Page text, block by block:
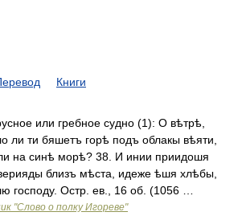
Книги
или гребное судно (1): О вѣтрѣ,
ли ти бяшетъ горѣ подъ облакы вѣяти,
на синѣ морѣ? 38. И инии приидошя
близъ мѣста, идеже ѣшя хлѣбы,
господу. Остр. ев., 16 об. (1056 …
"Слово о полку Игореве"